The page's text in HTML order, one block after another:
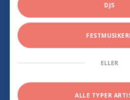
DJS
ELLER
ALLE TYPER